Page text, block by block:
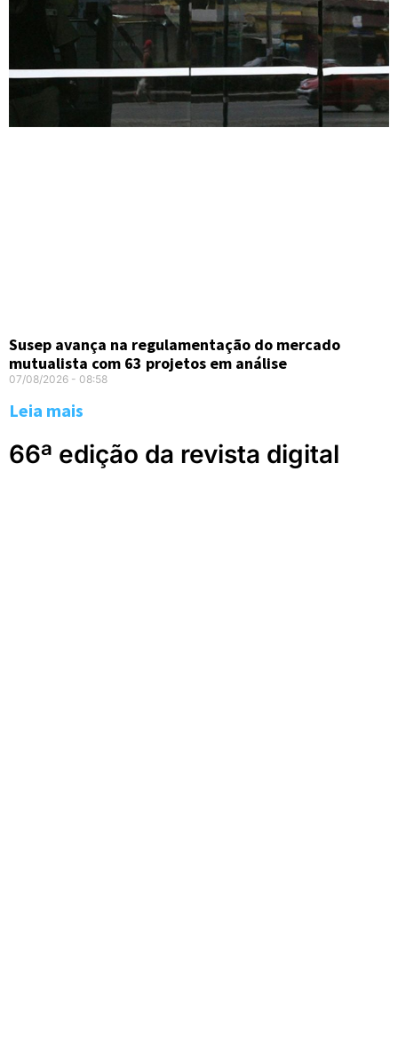
Susep avança na regulamentação do mercado
mutualista com 63 projetos em análise
07/08/2026 08:58
Leia mais
66ª edição da revista digital